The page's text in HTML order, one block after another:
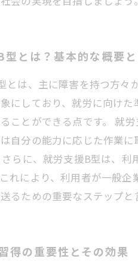
型とは？基本的な概要
とは、主に障害を持つ方々
にしており、就労に向け
ことができる点です。 就
自分の能力に応じた作業
さらに、就労支援B型は、
れにより、利用者が一般
るための重要なステップと
得の重要性とその効果